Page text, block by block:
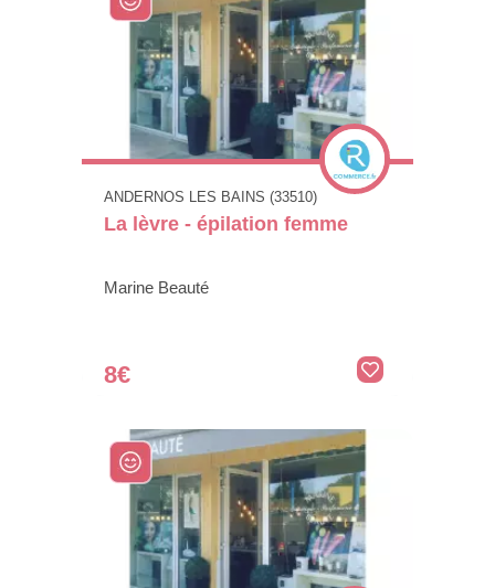
ANDERNOS LES BAINS (33510)
La lèvre - épilation femme
Marine Beauté
8€